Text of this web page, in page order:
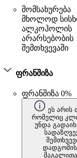
მომსახურება
მხოლოდ
ალკოჰოლის
არარსებობის
შემთხვევაში
ფრანშიზა
ფრანშიზა 0%
ეს არის
რომელიც
უნდა